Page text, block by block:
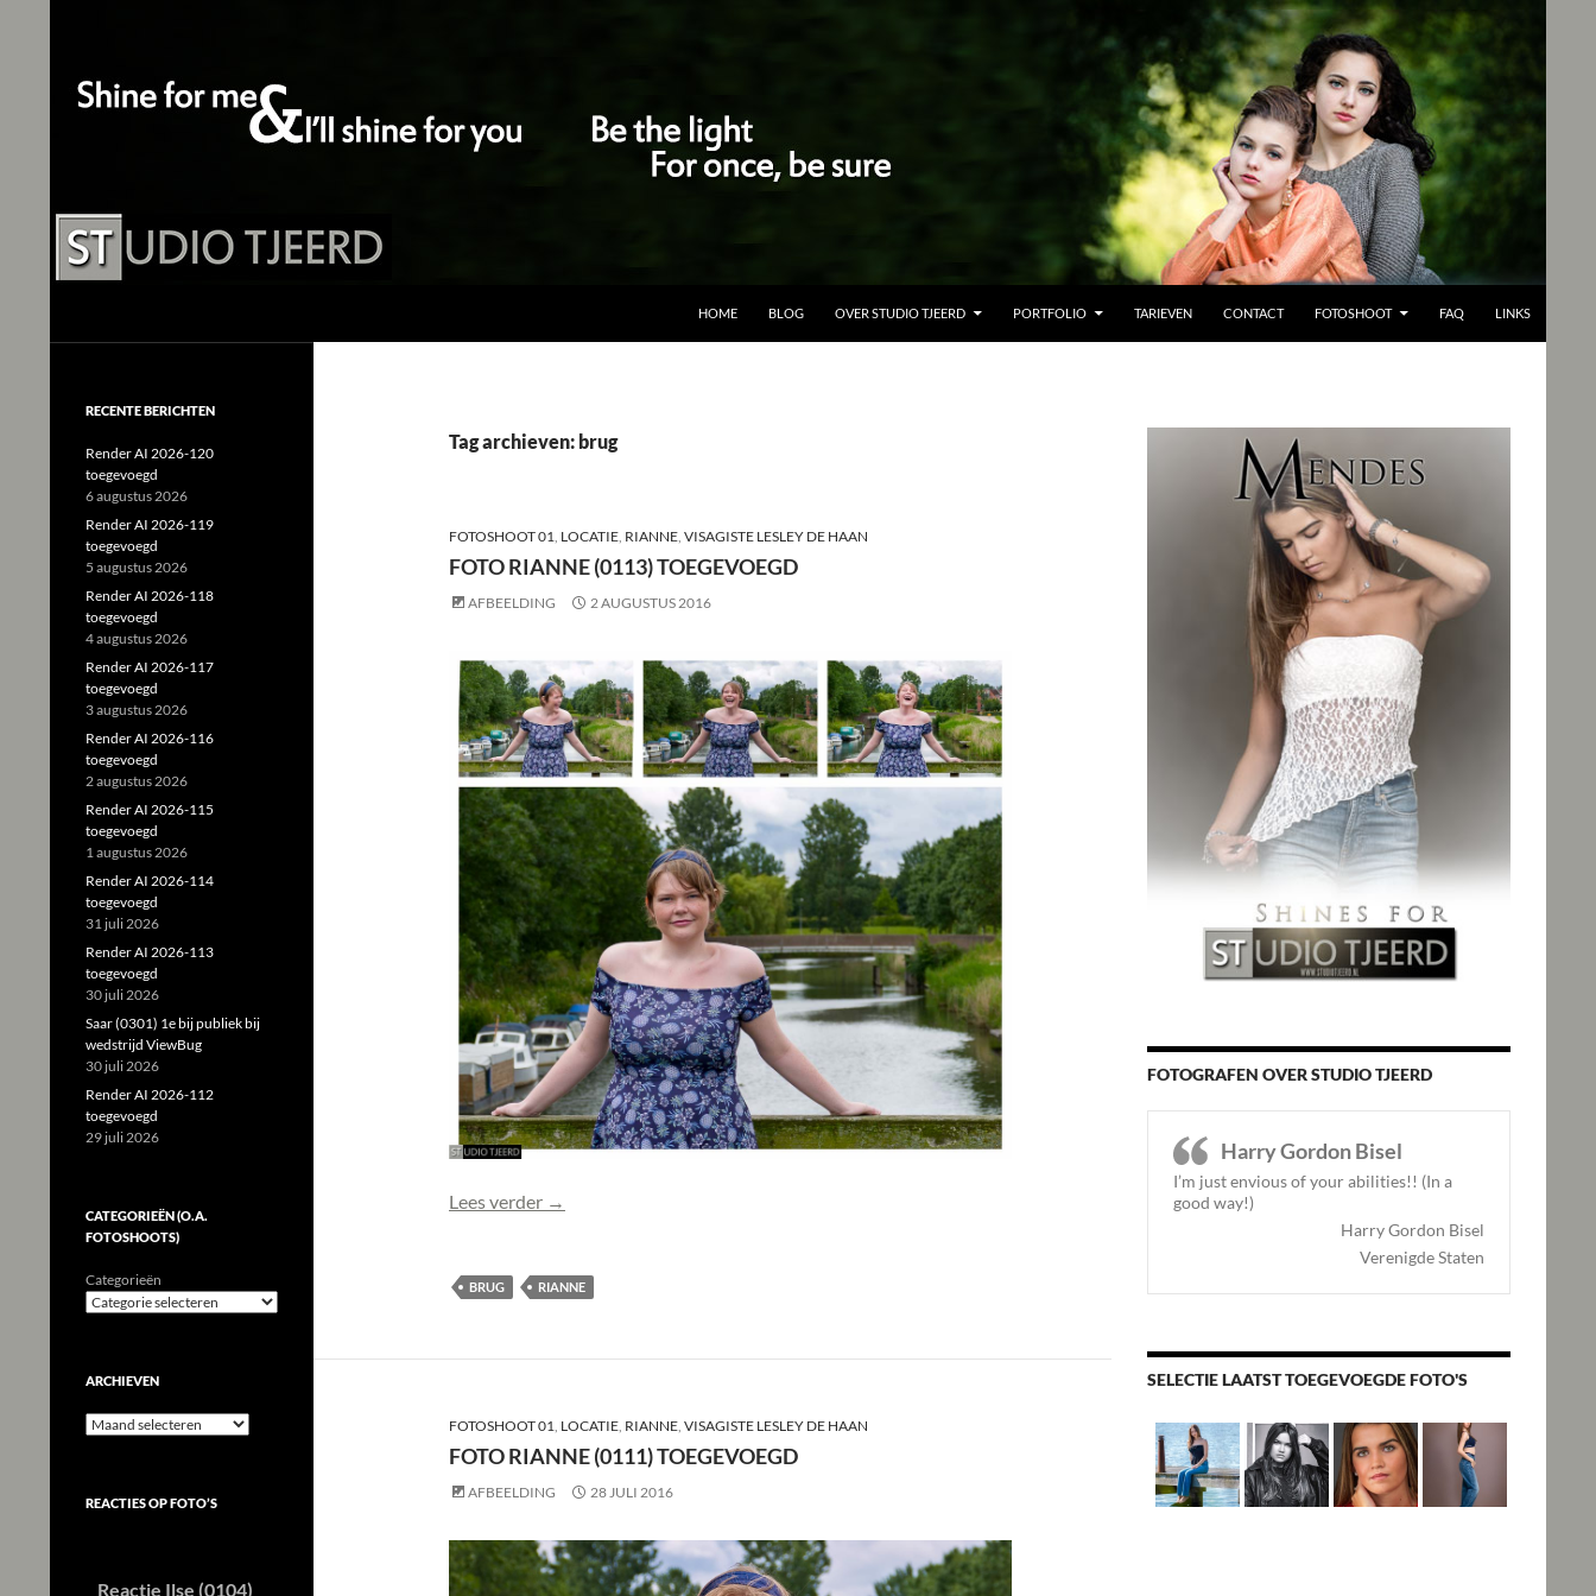
HOME
BLOG OVER STUDIO TJEERD PORTFOLIO TARIEVEN CONTACT FOTOSHOOT FAQ LINKS
Tag archieven: brug
FOTOSHOOT 01, LOCATIE, RIANNE, VISAGISTE LESLEY DE HAAN
FOTO RIANNE (0113) TOEGEVOEGD
AFBEELDING 2 AUGUSTUS 2016
Lees verder Foto Rianne (0113) toegevoegd
→
BRUG RIANNE
FOTOSHOOT 01 LOCATIE RIANNE VISAGISTE LESLEY DE HAAN
FOTO RIANNE (0111) TOEGEVOEGD
AFBEELDING 28 JULI 2016
FOTOGRAFEN OVER STUDIO TJEERD
Harry Gordon Bisel
I’m just envious of your abilities!! (In a
good way!)
Harry Gordon Bisel
Verenigde Staten
SELECTIE LAATST TOEGEVOEGDE FOTO'S
RECENTE BERICHTEN
Render AI 2026-120
toegevoegd
6 augustus 2026
Render AI 2026-119
toegevoegd
5 augustus 2026
Render AI 2026-118
toegevoegd
4 augustus 2026
Render AI 2026-117
toegevoegd
3 augustus 2026
Render AI 2026-116
toegevoegd
2 augustus 2026
Render AI 2026-115
toegevoegd
1 augustus 2026
Render AI 2026-114
toegevoegd
31 juli 2026
Render AI 2026-113
toegevoegd
30 juli 2026
Saar (0301) 1e bij publiek bij
wedstrijd ViewBug
30 juli 2026
Render AI 2026-112
toegevoegd
29 juli 2026
CATEGORIEËN (O.A.
FOTOSHOOTS)
Categorieën
ARCHIEVEN
Archieven
REACTIES OP FOTO’S
Reactie Ilse (0104)